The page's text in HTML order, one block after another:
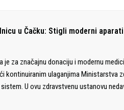
u Čačku: Stigli moderni
je za značajnu donaciju i modernu
kontinuiranim ulaganjima Ministarstva
U ovu zdravstvenu ustanovu